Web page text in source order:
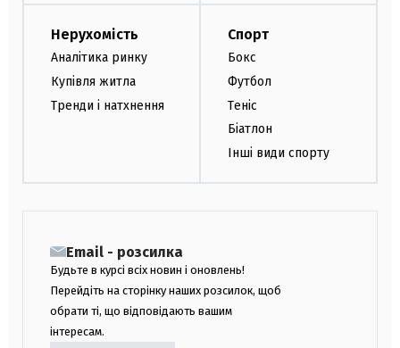
Нерухомість
Аналітика ринку
Купівля житла
Тренди і натхнення
Спорт
Бокс
Футбол
Теніс
Біатлон
Інші види спорту
Email - розсилка
Будьте в курсі всіх новин і оновлень!
Перейдіть на сторінку наших розсилок, щоб
обрати ті, що відповідають вашим
інтересам.